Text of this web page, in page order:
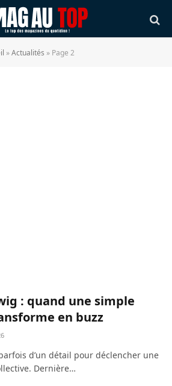
»Actualités » Page 2
: quand une simple
en buzz
d’un détail pour déclencher une
Dernière…